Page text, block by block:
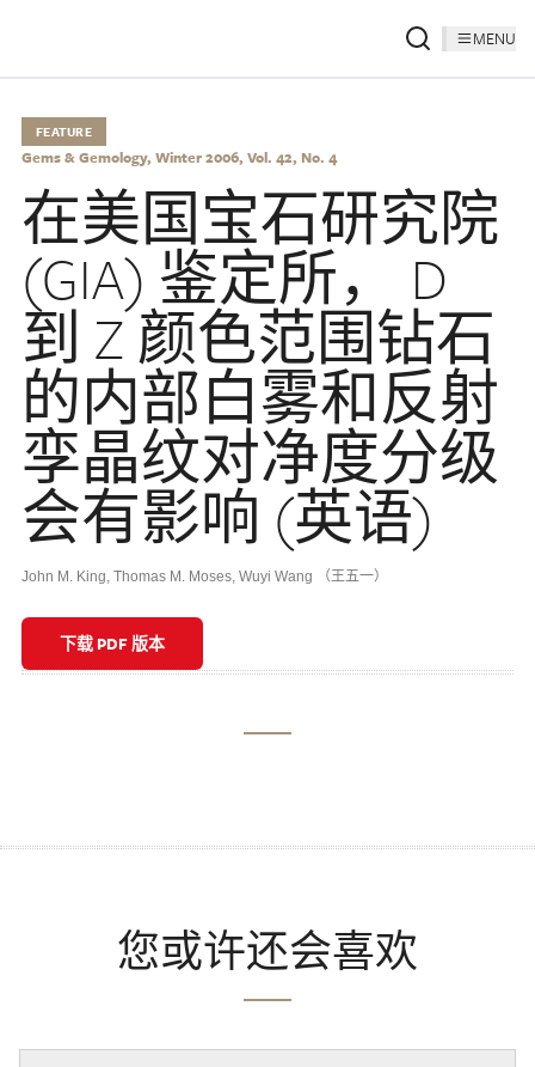
MENU
FEATURE
Gems & Gemology, Winter 2006, Vol. 42, No. 4
在美国宝石研究院
(GIA) 鉴定所， D
到 Z 颜色范围钻石
的内部白雾和反射
孪晶纹对净度分级
会有影响 (英语)
John M. King, Thomas M. Moses, Wuyi Wang （王五一）
下载 PDF 版本
您或许还会喜欢